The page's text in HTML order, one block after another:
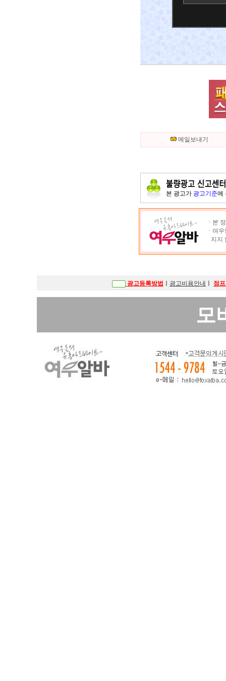
메일보내기
본 광고가 광고기준에
ㆍ본
ㆍ여
지지
광고등록방법 광고비용안내 점
모